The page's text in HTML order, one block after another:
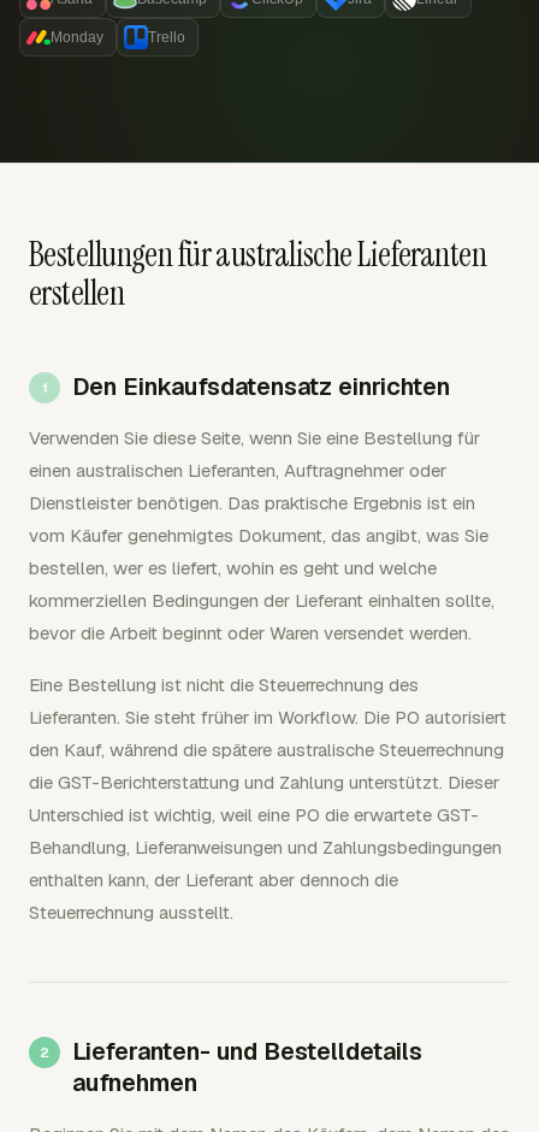
Monday Trello
Bestellungen für australische Lieferanten
erstellen
Den Einkaufsdatensatz einrichten
Verwenden Sie diese Seite, wenn Sie eine Bestellung für
einen australischen Lieferanten, Auftragnehmer oder
Dienstleister benötigen. Das praktische Ergebnis ist ein
vom Käufer genehmigtes Dokument, das angibt, was Sie
bestellen, wer es liefert, wohin es geht und welche
kommerziellen Bedingungen der Lieferant einhalten sollte,
bevor die Arbeit beginnt oder Waren versendet werden.
Eine Bestellung ist nicht die Steuerrechnung des
Lieferanten. Sie steht früher im Workflow. Die PO autorisiert
den Kauf, während die spätere australische Steuerrechnung
die GST-Berichterstattung und Zahlung unterstützt. Dieser
Unterschied ist wichtig, weil eine PO die erwartete GST-
Behandlung, Lieferanweisungen und Zahlungsbedingungen
enthalten kann, der Lieferant aber dennoch die
Steuerrechnung ausstellt.
Lieferanten- und Bestelldetails
aufnehmen